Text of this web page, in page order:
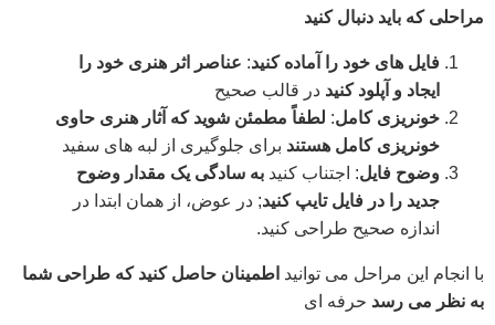
مراحلی که باید دنبال کنید
فایل های خود را آماده کنید: عناصر اثر هنری خود را
ایجاد و آپلود کنید در قالب صحیح
خونریزی کامل: لطفاً مطمئن شوید که آثار هنری حاوی
خونریزی کامل هستند برای جلوگیری از لبه های سفید
وضوح فایل: اجتناب کنید به سادگی یک مقدار وضوح
جدید را در فایل تایپ کنید; در عوض، از همان ابتدا در
اندازه صحیح طراحی کنید.
با انجام این مراحل می توانید اطمینان حاصل کنید که طراحی شما
به نظر می رسد حرفه ای